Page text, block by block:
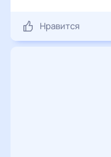
Нравится